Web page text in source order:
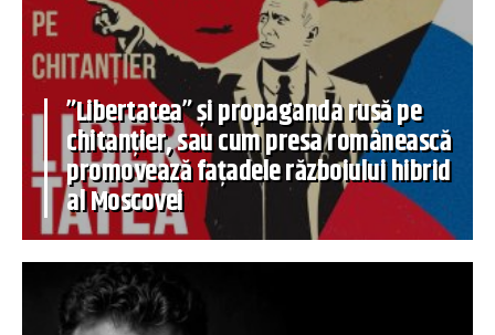
”Libertatea” și propaganda rusă pe
chitanțier, sau cum presa românească
promovează fațadele războiului hibrid
al Moscovei